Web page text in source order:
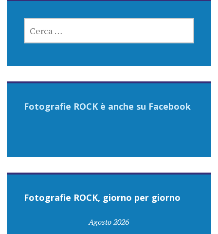
PER:
Fotografie ROCK è anche su Facebook
Fotografie ROCK, giorno per giorno
Agosto 2026